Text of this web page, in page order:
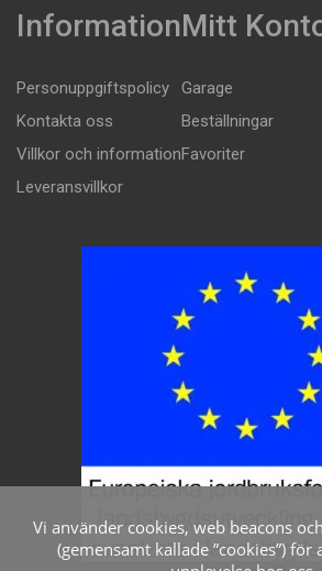
Information
Personuppgiftspolicy
Kontakta oss
Villkor och information
Leveransvillkor
Mitt
Garage
Beställningar
Favoriter
Vi använder cookies, web beacons
(gemensamt kallade ”cookies”)